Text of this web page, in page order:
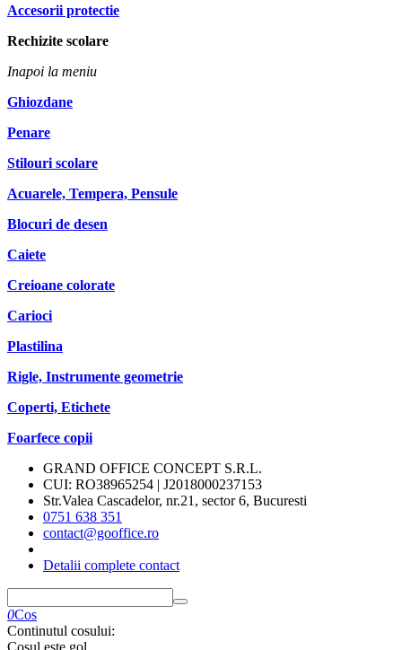
Accesorii protectie
Rechizite scolare
Inapoi la meniu
Ghiozdane
Penare
Stilouri scolare
Acuarele, Tempera, Pensule
Blocuri de desen
Caiete
Creioane colorate
Carioci
Plastilina
Rigle, Instrumente geometrie
Coperti, Etichete
Foarfece copii
GRAND OFFICE CONCEPT S.R.L.
CUI: RO38965254 | J2018000237153
Str.Valea Cascadelor, nr.21, sector 6, Bucuresti
0751 638 351
contact@gooffice.ro
Detalii complete contact
0Cos
Continutul cosului:
Cosul este gol